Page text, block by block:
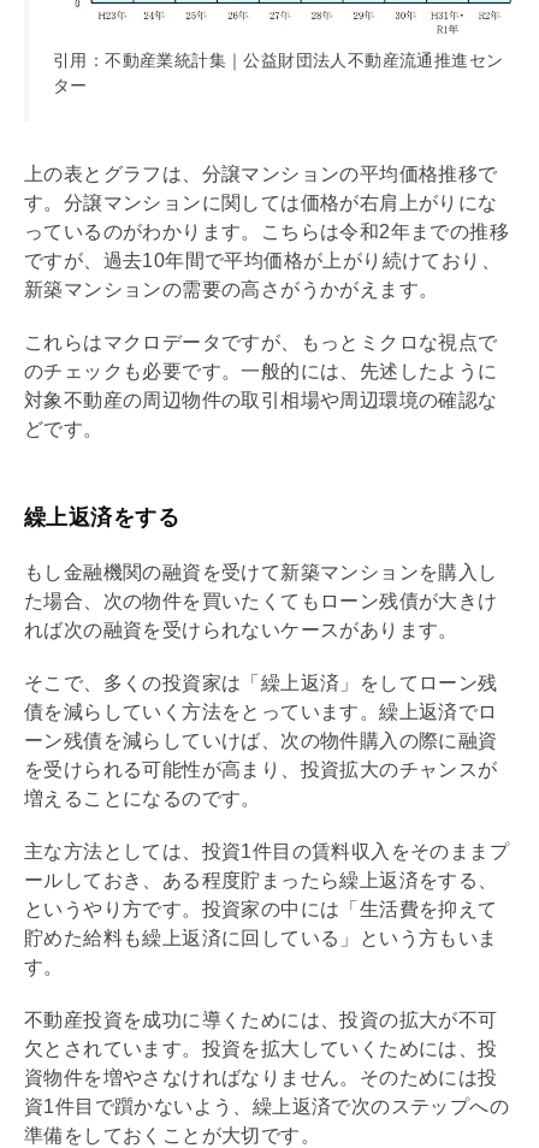
引用：不動産業統計集｜公益財団法人不動産流通推進セン
ター
上の表とグラフは、分譲マンションの平均価格推移で
す。分譲マンションに関しては価格が右肩上がりにな
っているのがわかります。こちらは令和2年までの推移
ですが、過去10年間で平均価格が上がり続けており、
新築マンションの需要の高さがうかがえます。
これらはマクロデータですが、もっとミクロな視点で
のチェックも必要です。一般的には、先述したように
対象不動産の周辺物件の取引相場や周辺環境の確認な
どです。
繰上返済をする
もし金融機関の融資を受けて新築マンションを購入し
た場合、次の物件を買いたくてもローン残債が大きけ
れば次の融資を受けられないケースがあります。
そこで、多くの投資家は「 繰上返済 」をしてローン残
債を減らしていく方法をとっています。繰上返済でロ
ーン残債を減らしていけば、次の物件購入の際に融資
を受けられる可能性が高まり、投資拡大のチャンスが
増えることになるのです。
主な方法としては、投資1件目の賃料収入をそのままプ
ールしておき、ある程度貯まったら繰上返済をする、
というやり方です。投資家の中には「生活費を抑えて
貯めた給料も繰上返済に回している」という方もいま
す。
不動産投資を成功に導くためには、投資の拡大が不可
欠とされています。投資を拡大していくためには、投
資物件を増やさなければなりません。そのためには投
資1件目で躓かないよう、 繰上返済で次のステップへの
準備をしておくことが大切です。